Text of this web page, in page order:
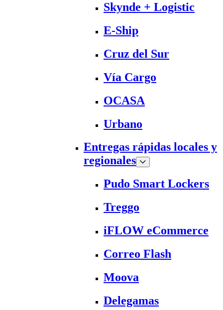
Skynde + Logistic
E-Ship
Cruz del Sur
Vía Cargo
OCASA
Urbano
Entregas rápidas locales y
regionales
Pudo Smart Lockers
Treggo
iFLOW eCommerce
Correo Flash
Moova
Delegamas